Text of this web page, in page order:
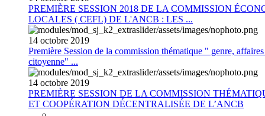
PREMIÈRE SESSION 2018 DE LA COMMISSION
LOCALES ( CEFL) DE L'ANCB : LES ...
14 octobre 2019
Première Session de la commission thématique " genre,
citoyenne" ...
14 octobre 2019
PREMIÈRE SESSION DE LA COMMISSION
ET COOPÉRATION DÉCENTRALISÉE DE L’ANCB